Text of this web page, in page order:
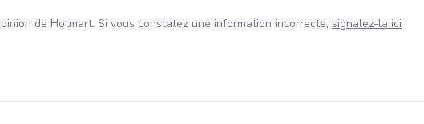
de Hotmart. Si vous constatez une information incorrecte, signalez-la ici